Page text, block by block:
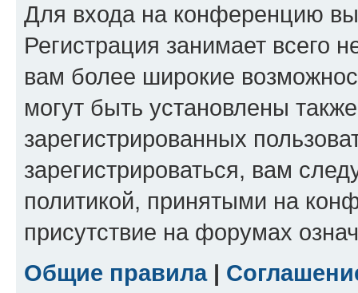
Для входа на конференцию
Регистрация занимает всего
вам более широкие
могут быть установлены
зарегистрированных
зарегистрироваться, вам
политикой, принятыми на
присутствие на форумах
Общие правила|